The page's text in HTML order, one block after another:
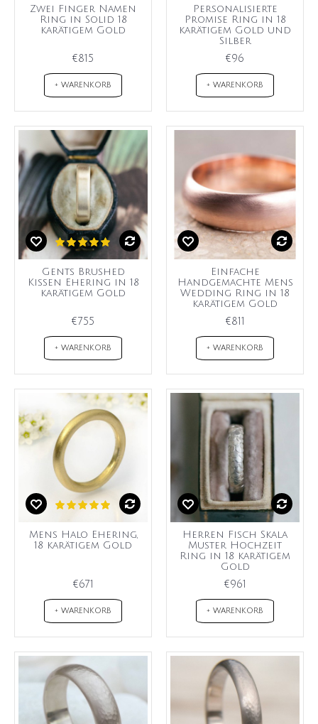
Zwei Finger Namen
Ring in Solid 18
karätigem Gold
€815
+ WARENKORB
Personalisierte
Promise Ring in 18
karätigem Gold und
Silber
€96
+ WARENKORB
Gents Brushed
Kissen Ehering in 18
karätigem Gold
€755
+ WARENKORB
Einfache
Handgemachte Mens
Wedding Ring in 18
karätigem Gold
€811
+ WARENKORB
Mens Halo Ehering,
18 karätigem Gold
€671
+ WARENKORB
Herren Fisch Skala
Muster Hochzeit
Ring in 18 karätigem
Gold
€961
+ WARENKORB